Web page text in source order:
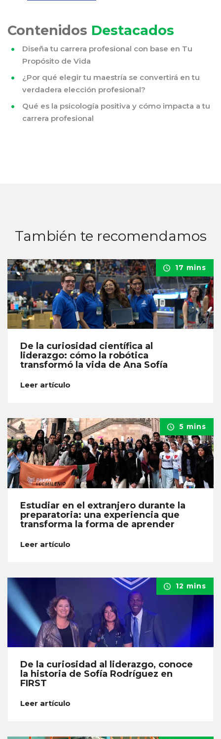
Contenidos Destacados
Diseña tu carrera profesional con base en Tu
Propósito de Vida
¿Por qué elegir tu maestría se convertirá en tu
verdadera elección profesional?
Qué es la psicología positiva y cómo impacta a tu
carrera profesional
También te recomendamos
17 mins
De la curiosidad científica al
liderazgo: cómo la robótica
transformó la vida de Ana Sofía
Leer artículo
5 mins
Estudiar en el extranjero durante la
preparatoria: una experiencia que
transforma la forma de aprender
Leer artículo
12 mins
De la curiosidad al liderazgo, conoce
la historia de Sofía Rodríguez en
FIRST
Leer artículo